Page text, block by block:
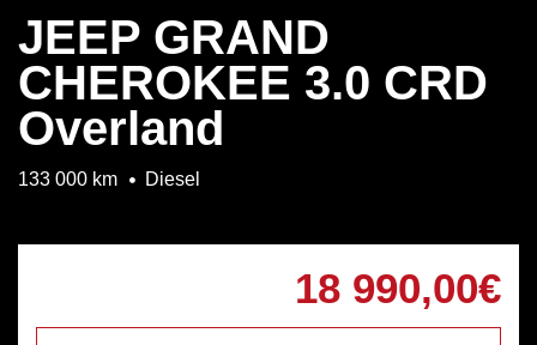
JEEP GRAND
CHEROKEE 3.0 CRD
Overland
133 000 km Diesel
18 990,00€